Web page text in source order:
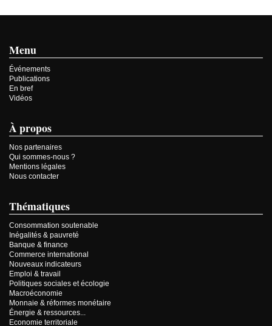
Menu
Événements
Publications
En bref
Vidéos
À propos
Nos partenaires
Qui sommes-nous ?
Mentions légales
Nous contacter
Thématiques
Consommation soutenable
Inégalités & pauvreté
Banque & finance
Commerce international
Nouveaux indicateurs
Emploi & travail
Politiques sociales et écologie
Macroéconomie
Monnaie & réformes monétaire
Énergie & ressources...
Economie territoriale